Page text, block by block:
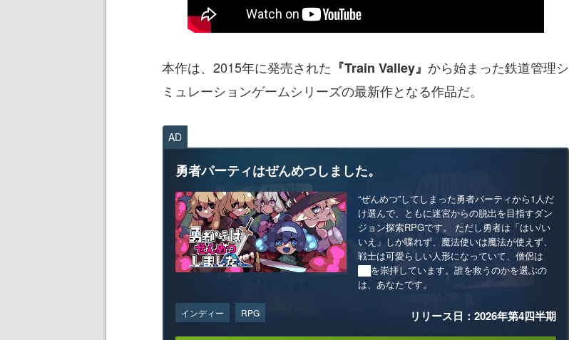
本作は、2015年に発売された 『Train Valley』 から始まった鉄道管理シ
ミュレーションゲームシリーズの最新作となる作品だ。
AD
勇者パーティはぜんめつしました。
“ぜんめつ”してしまった勇者パーティから1人だ
け選んで、ともに迷宮からの脱出を目指すダン
ジョン探索RPGです。 ただし勇者は「はい/い
いえ」しか喋れず、魔法使いは魔法が使えず、
戦士は可愛らしい人形になっていて、僧侶は
██を崇拝しています。誰を救うのかを選ぶの
は、あなたです。
インディー RPG リリース日：2026年第4四半期